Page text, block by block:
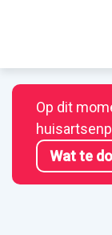
Op dit
Wat te